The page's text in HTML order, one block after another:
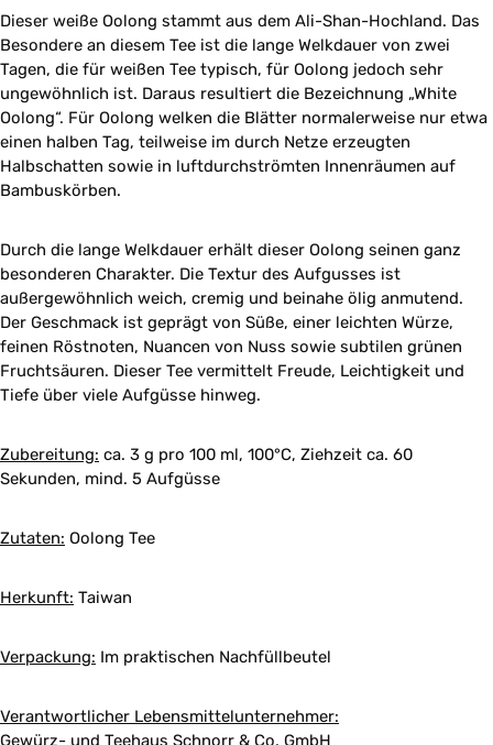
Dieser weiße Oolong stammt aus dem Ali-Shan-Hochland. Das
Besondere an diesem Tee ist die lange Welkdauer von zwei
Tagen, die für weißen Tee typisch, für Oolong jedoch sehr
ungewöhnlich ist. Daraus resultiert die Bezeichnung „White
Oolong“. Für Oolong welken die Blätter normalerweise nur etwa
einen halben Tag, teilweise im durch Netze erzeugten
Halbschatten sowie in luftdurchströmten Innenräumen auf
Bambuskörben.
Durch die lange Welkdauer erhält dieser Oolong seinen ganz
besonderen Charakter. Die Textur des Aufgusses ist
außergewöhnlich weich, cremig und beinahe ölig anmutend.
Der Geschmack ist geprägt von Süße, einer leichten Würze,
feinen Röstnoten, Nuancen von Nuss sowie subtilen grünen
Fruchtsäuren. Dieser Tee vermittelt Freude, Leichtigkeit und
Tiefe über viele Aufgüsse hinweg.
Zubereitung: ca. 3 g pro 100 ml, 100°C, Ziehzeit ca. 60
Sekunden, mind. 5 Aufgüsse
Zutaten: Oolong Tee
Herkunft: Taiwan
Verpackung: Im praktischen Nachfüllbeutel
Verantwortlicher Lebensmittelunternehmer:
Gewürz- und Teehaus Schnorr & Co. GmbH